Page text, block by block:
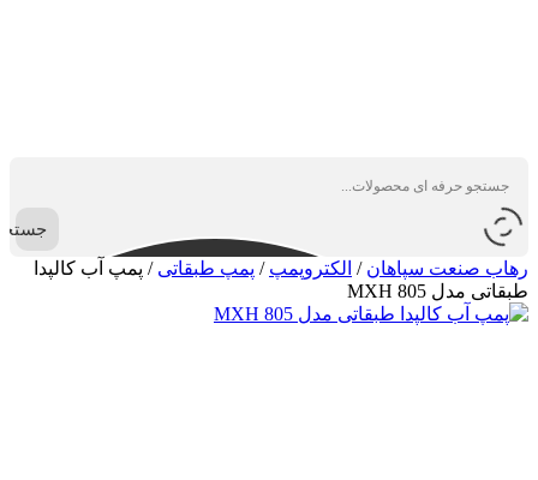
رهاب صنعت سپاهان / الکتروپمپ / پمپ طبقاتی / پمپ آب کالپدا
طبقاتی مدل MXH 805